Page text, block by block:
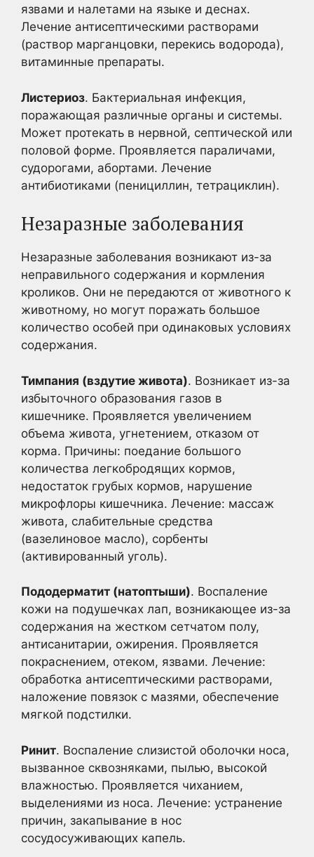
язвами и налетами на языке и деснах.
Лечение антисептическими растворами
(раствор марганцовки, перекись водорода),
витаминные препараты.
Листериоз. Бактериальная инфекция,
поражающая различные органы и системы.
Может протекать в нервной, септической или
половой форме. Проявляется параличами,
судорогами, абортами. Лечение
антибиотиками (пенициллин, тетрациклин).
Незаразные заболевания
Незаразные заболевания возникают из-за
неправильного содержания и кормления
кроликов. Они не передаются от животного к
животному, но могут поражать большое
количество особей при одинаковых условиях
содержания.
Тимпания (вздутие живота). Возникает из-за
избыточного образования газов в
кишечнике. Проявляется увеличением
объема живота, угнетением, отказом от
корма. Причины: поедание большого
количества легкобродящих кормов,
недостаток грубых кормов, нарушение
микрофлоры кишечника. Лечение: массаж
живота, слабительные средства
(вазелиновое масло), сорбенты
(активированный уголь).
Пододерматит (натоптыши). Воспаление
кожи на подушечках лап, возникающее из-за
содержания на жестком сетчатом полу,
антисанитарии, ожирения. Проявляется
покраснением, отеком, язвами. Лечение:
обработка антисептическими растворами,
наложение повязок с мазями, обеспечение
мягкой подстилки.
Ринит. Воспаление слизистой оболочки носа,
вызванное сквозняками, пылью, высокой
влажностью. Проявляется чиханием,
выделениями из носа. Лечение: устранение
причин, закапывание в нос
сосудосуживающих капель.